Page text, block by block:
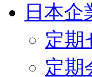
日本
定期
定期